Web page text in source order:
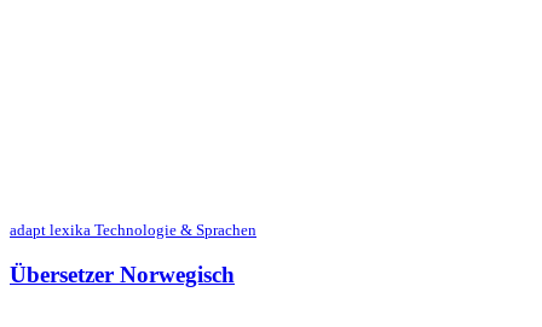
adapt lexika Technologie & Sprachen
Übersetzer Norwegisch